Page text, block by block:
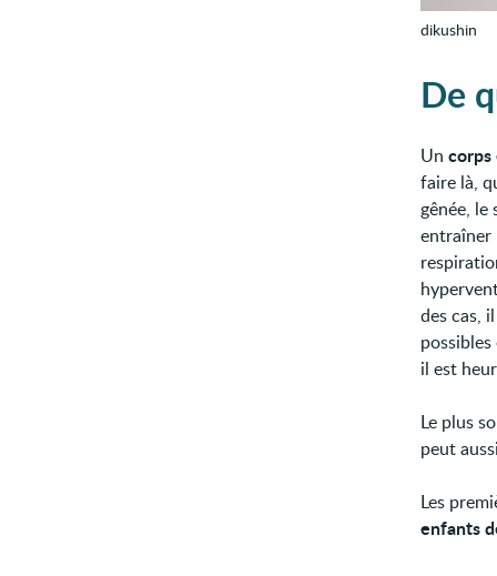
dikushin
De
Un corps
faire là,
gênée, le
entraîner
des cas,
il est
Le plus
peut
Les
enfants